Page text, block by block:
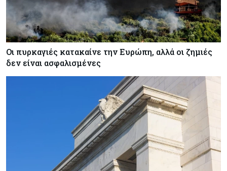
Οι πυρκαγιές κατακαίνε την Ευρώπη, αλλά οι ζημιές
δεν είναι ασφαλισμένες